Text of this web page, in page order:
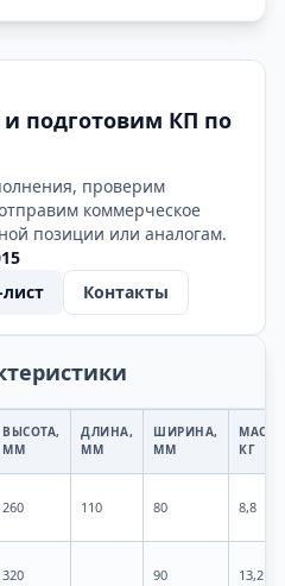
подготовим КП по
проверим
коммерческое
позиции или аналогам.
Контакты
ВЫСОТА,
ММ
ДЛИНА,
ММ
ШИРИНА,
ММ
КГ
260 110 80 8,8
320 90 13,2